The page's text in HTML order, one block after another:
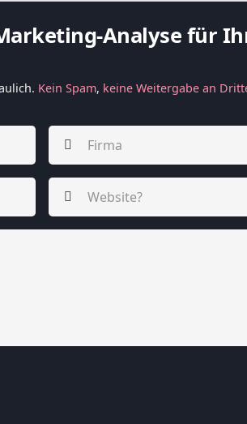
-Analyse für
Kein Spam, keine Weitergabe an